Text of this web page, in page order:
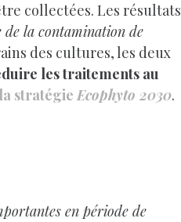
collectées. Les résultats
de la contamination de
des cultures, les deux
les traitements au
la stratégieEcophyto 2030.
en période de